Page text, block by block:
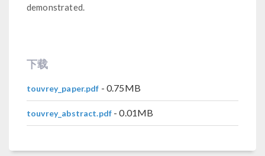
demonstrated.
下载
touvrey_paper.pdf - 0.75MB
touvrey_abstract.pdf - 0.01MB